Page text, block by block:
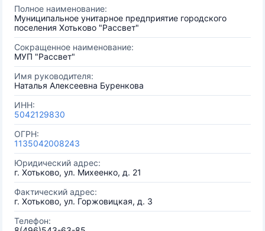
Полное наименование:
Муниципальное унитарное предприятие городского
поселения Хотьково "Рассвет"
Сокращенное наименование:
МУП "Рассвет"
Имя руководителя:
Наталья Алексеевна Буренкова
ИНН:
5042129830
ОГРН:
1135042008243
Юридический адрес:
г. Хотьково, ул. Михеенко, д. 21
Фактический адрес:
г. Хотьково, ул. Горжовицкая, д. 3
Телефон: